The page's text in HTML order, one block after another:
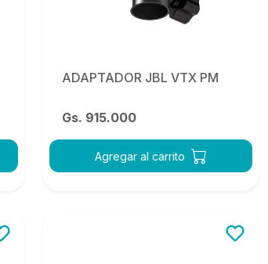
ADAPTADOR JBL VTX PM
Gs. 915.000
Agregar al carrito